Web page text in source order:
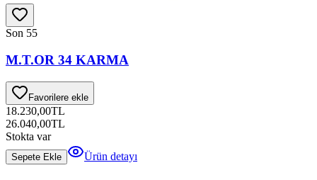
Son 55
M.T.OR 34 KARMA
Favorilere ekle
18.230,00TL
26.040,00TL
Stokta var
Sepete Ekle Ürün detayı